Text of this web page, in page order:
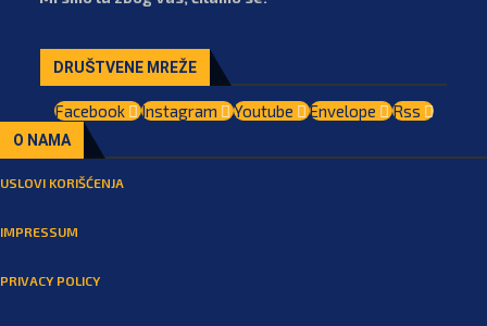
DRUŠTVENE MREŽE
Facebook Instagram Youtube Envelope Rss
O NAMA
USLOVI KORIŠĆENJA
IMPRESSUM
PRIVACY POLICY